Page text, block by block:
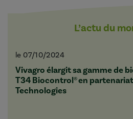
L’actu du
le 07/10/2024
Vivagro élargit sa gamme de
T34 Biocontrol® en
Technologies